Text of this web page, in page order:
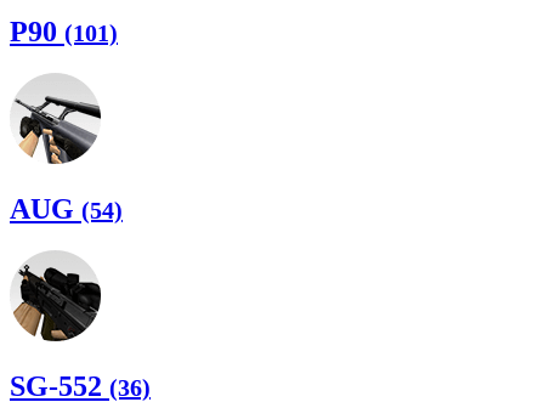
P90 (101)
AUG (54)
SG-552 (36)